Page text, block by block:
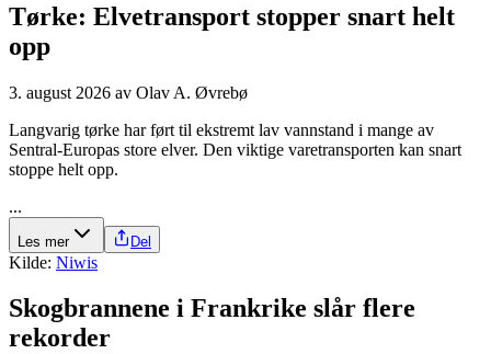
Tørke: Elve­transport stopper snart helt
opp
3. august 2026 av Olav A. Øvrebø
Langvarig tørke har ført til ekstremt lav vannstand i mange av
Sentral-Europas store elver. Den viktige varetransporten kan snart
stoppe helt opp.
...
Les mer Del
Kilde: Niwis
Skogbrannene i Frankrike slår flere
rekorder